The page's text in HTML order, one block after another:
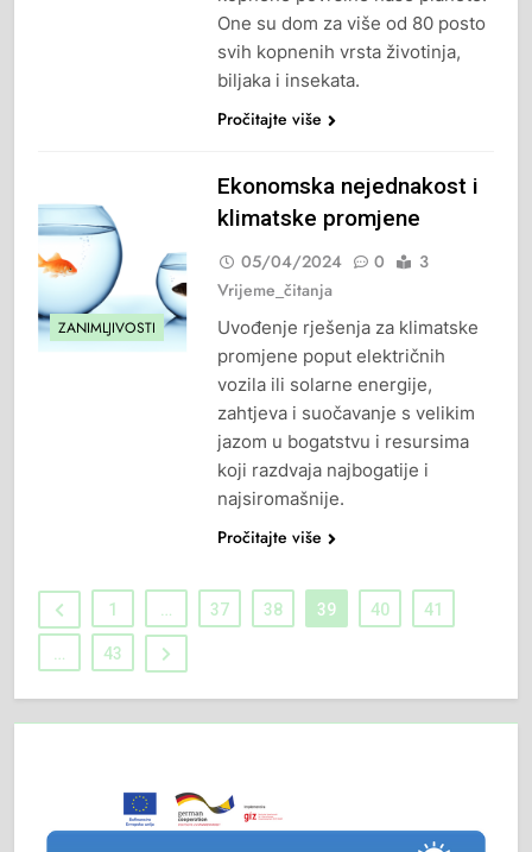
One su dom za više od 80 posto
svih kopnenih vrsta životinja,
biljaka i insekata.
Pročitajte više
ZANIMLJIVOSTI
Ekonomska nejednakost i
klimatske promjene
05/04/2024 0
3
Vrijeme_čitanja
Uvođenje rješenja za klimatske
promjene poput električnih
vozila ili solarne energije,
zahtjeva i suočavanje s velikim
jazom u bogatstvu i resursima
koji razdvaja najbogatije i
najsiromašnije.
Pročitajte više
1 37 38 39 40 41
43